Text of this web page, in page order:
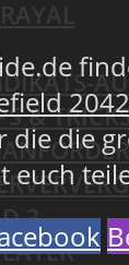
&
3
2042
die
euch